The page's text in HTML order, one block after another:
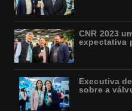
CNR 2023
expectativa
Executiva
sobre a